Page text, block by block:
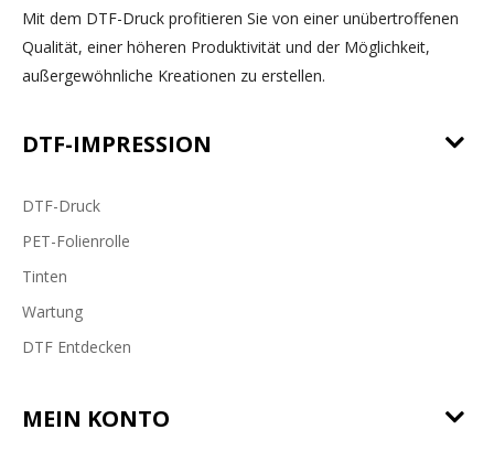
Mit dem DTF-Druck profitieren Sie von einer unübertroffenen
Qualität, einer höheren Produktivität und der Möglichkeit,
außergewöhnliche Kreationen zu erstellen.
DTF-IMPRESSION
DTF-Druck
PET-Folienrolle
Tinten
Wartung
DTF Entdecken
MEIN KONTO